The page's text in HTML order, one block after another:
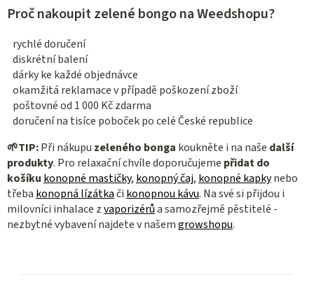
Proč nakoupit zelené bongo na Weedshopu?
rychlé doručení
diskrétní balení
dárky ke každé objednávce
okamžitá reklamace v případě poškození zboží
poštovné od 1 000 Kč zdarma
doručení na tisíce poboček po celé České republice
🌱TIP:Při nákupu zeleného bonga koukněte i na naše další
produkty. Pro relaxační chvíle doporučujeme přidat do
košíkukonopné mastičky,konopný čaj,konopné kapkynebo
třebakonopná lízátkačikonopnou kávu. Na své si přijdou i
milovníci inhalace zvaporizérůa samozřejmě pěstitelé -
nezbytné vybavení najdete v našemgrowshopu.